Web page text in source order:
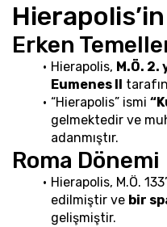
Erken
Hierapolis, M.Ö. 2.
Eumenes II
“Hierapolis” ismi
gelmektedir ve
adanmıştır.
Roma Dönemi
Hierapolis, M.Ö.
edilmiştir ve bir
gelişmiştir.